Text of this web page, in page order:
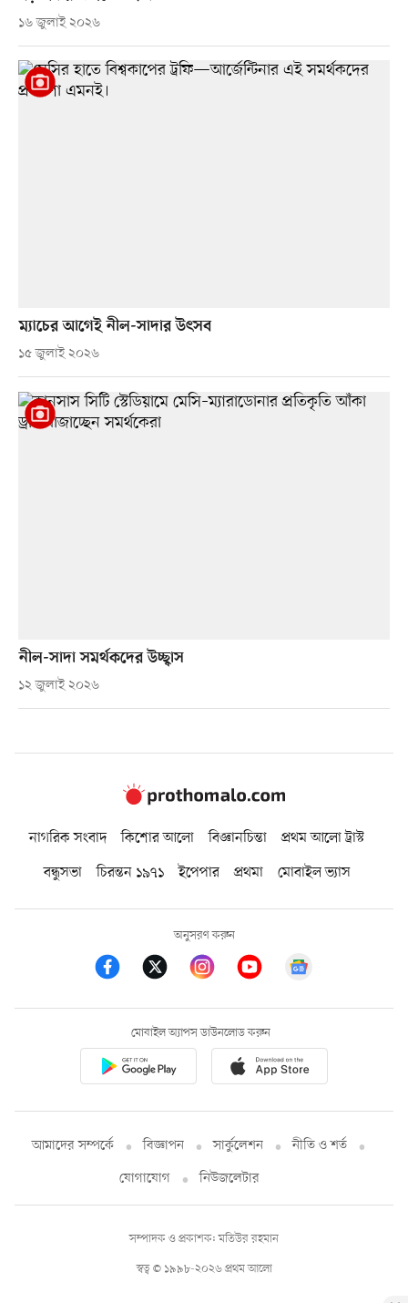
১৬ জুলাই ২০২৬
ম্যাচের আগেই নীল-সাদার উৎসব
১৫ জুলাই ২০২৬
নীল-সাদা সমর্থকদের উচ্ছ্বাস
১২ জুলাই ২০২৬
নাগরিক সংবাদ কিশোর আলো বিজ্ঞানচিন্তা
প্রথম আলো ট্রাস্ট
বন্ধুসভা
চিরন্তন ১৯৭১ ইপেপার প্রথমা মোবাইল ভ্যাস
অনুসরণ করুন
মোবাইল অ্যাপস ডাউনলোড করুন
আমাদের সম্পর্কে বিজ্ঞাপন সার্কুলেশন
নীতি ও শর্ত
যোগাযোগ
নিউজলেটার
স্বত্ব © ১৯৯৮-২০২৬ প্রথম আলো
সম্পাদক ও প্রকাশক: মতিউর রহমান